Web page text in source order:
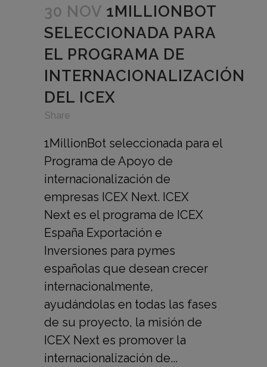
30 NOV 1MILLIONBOT
SELECCIONADA PARA
EL PROGRAMA DE
INTERNACIONALIZACIÓN
DEL ICEX
Share
1MillionBot seleccionada para el
Programa de Apoyo de
internacionalización de
empresas ICEX Next. ICEX
Next es el programa de ICEX
España Exportación e
Inversiones para pymes
españolas que desean crecer
internacionalmente,
ayudándolas en todas las fases
de su proyecto, la misión de
ICEX Next es promover la
internacionalización de...